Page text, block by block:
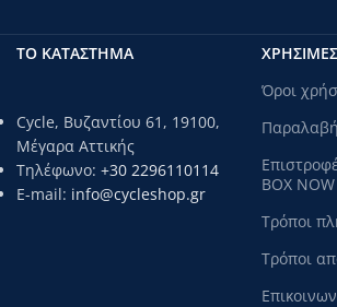
ΤΟ ΚΑΤΑΣΤΗΜΑ
Cycle, Βυζαντίου 61, 19100,
Μέγαρα Αττικής
Τηλέφωνο: +30 2296110114
E-mail: info@cycleshop.gr
Όροι
BOX NOW
Τρόποι
Τρόποι